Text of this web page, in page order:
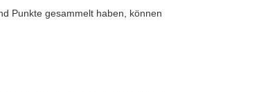
Punkte gesammelt haben, können